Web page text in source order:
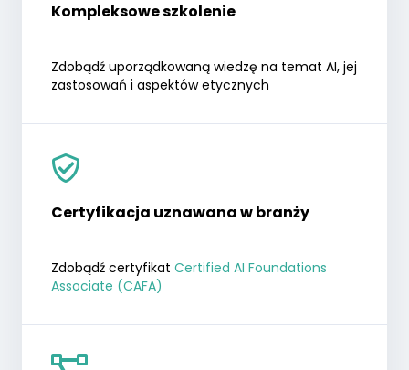
Kompleksowe szkolenie
Zdobądź uporządkowaną wiedzę na temat AI, jej
zastosowań i aspektów etycznych
Certyfikacja uznawana w branży
Zdobądź certyfikat Certified AI Foundations
Associate (CAFA)